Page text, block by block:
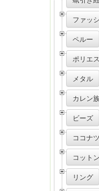
ファッ
ペルー
ポリエ
メタル
カレン
ビーズ
ココナツ
コットン
リング